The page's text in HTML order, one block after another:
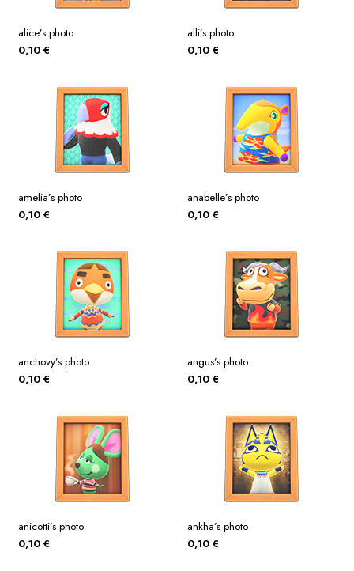
alice’s photo
0,10 €
alli’s photo
0,10 €
amelia’s photo
0,10 €
anabelle’s photo
0,10 €
anchovy’s photo
0,10 €
angus’s photo
0,10 €
anicotti’s photo
0,10 €
ankha’s photo
0,10 €